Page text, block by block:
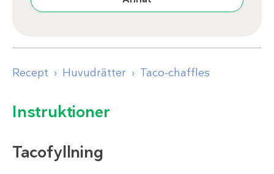
Recept Huvudrätter Taco-chaffles
Instruktioner
Tacofyllning